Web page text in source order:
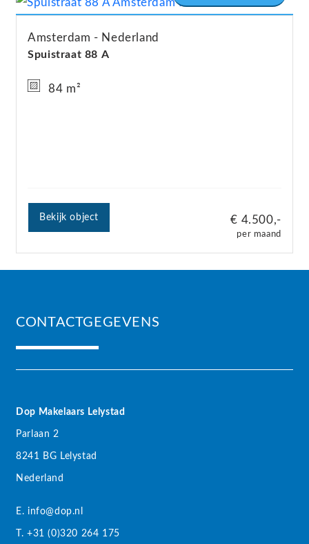
Spuistraat 88 A
Amsterdam Nederland
€ 4.500,-
per maand
84 m²
Bekijk object
CONTACTGEGEVENS
Dop Makelaars Lelystad
Parlaan 2
8241 BG Lelystad
Nederland
E. info@dop.nl
T. +31 (0)320 264 175